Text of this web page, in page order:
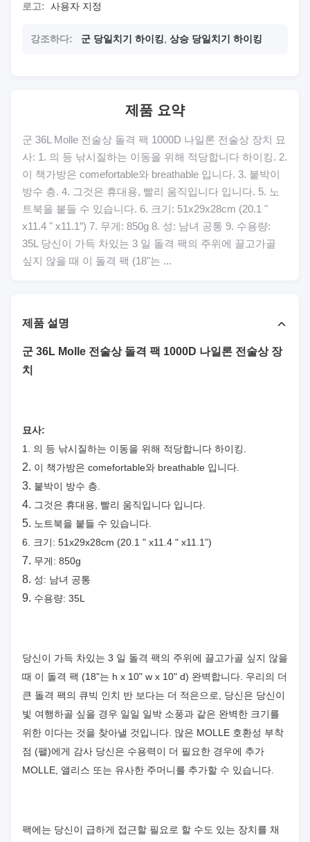
로고: 사용자 지정
강조하다: 군 당일치기 하이킹 상승 당일치기 하이킹
제품 요약
군 36L Molle 전술상 돌격 팩 1000D 나일론 전술상 장치 묘
사: 1. 의 등 낚시질하는 이동을 위해 적당합니다 하이킹. 2.
이 책가방은 comefortable와 breathable 입니다. 3. 붙박이
방수 층. 4. 그것은 휴대용, 빨리 움직입니다 입니다. 5. 노
트북을 붙들 수 있습니다. 6. 크기: 51x29x28cm (20.1 "
x11.4 " x11.1”) 7. 무게: 850g 8. 성: 남녀 공통 9. 수용량:
35L 당신이 가득 차있는 3 일 돌격 팩의 주위에 끌고가골
싶지 않을 때 이 돌격 팩 (18"는 ...
제품 설명
군 36L Molle 전술상 돌격 팩 1000D 나일론 전술상 장
치
묘사:
1. 의 등 낚시질하는 이동을 위해 적당합니다 하이킹.
2. 이 책가방은 comefortable와 breathable 입니다.
3. 붙박이 방수 층.
4. 그것은 휴대용, 빨리 움직입니다 입니다.
5. 노트북을 붙들 수 있습니다.
6.
크기: 51x29x28cm (20.1 " x11.4 " x11.1”)
7. 무게: 850g
8. 성: 남녀 공통
9. 수용량: 35L
당신이 가득 차있는 3 일 돌격 팩의 주위에 끌고가골 싶지 않을
때 이 돌격 팩 (18"는 h x 10" w x 10" d) 완벽합니다. 우리의 더
큰 돌격 팩의 큐빅 인치 반 보다는 더 적은으로, 당신은 당신이
빛 여행하골 싶을 경우 일일 일박 소풍과 같은 완벽한 크기를
위한 이다는 것을 찾아낼 것입니다. 많은 MOLLE 호환성 부착
점 (팰)에게 감사 당신은 수용력이 더 필요한 경우에 추가
MOLLE, 앨리스 또는 유사한 주머니를 추가할 수 있습니다.
팩에는 당신이 급하게 접근할 필요로 할 수도 있는 장치를 채